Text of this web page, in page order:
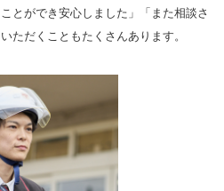
とができ安心しました」「また相談さ
ただくこともたくさんあります。